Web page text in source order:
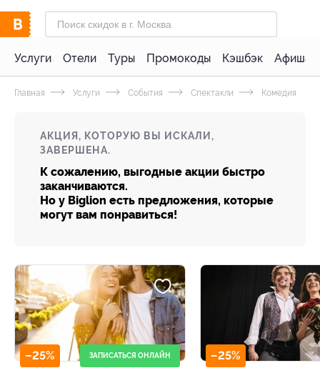
Услуги Отели Туры Промокоды Кэшбэк Афиша
Главная Услуги События Спектакли Комедия
АКЦИЯ, КОТОРУЮ ВЫ ИСКАЛИ,
ЗАВЕРШЕНА.
К сожалению, выгодные акции быстро
заканчиваются.
Но у Biglion есть предложения, которые
могут вам понравиться!
–25% ЗАПИСАТЬСЯ ОНЛАЙН –25%